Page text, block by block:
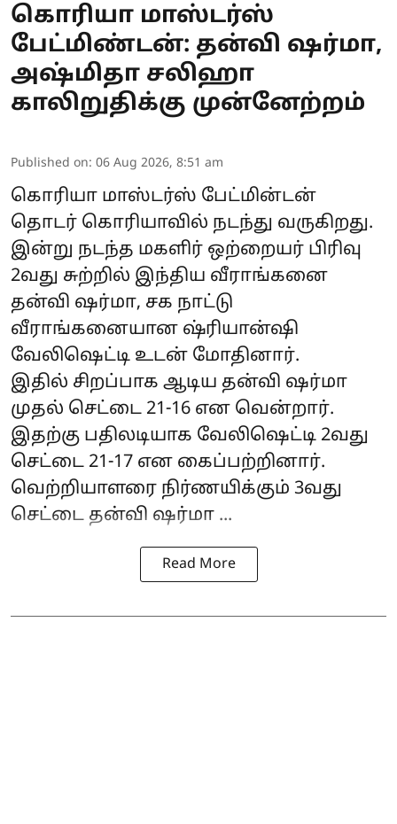
கொரியா மாஸ்டர்ஸ்
பேட்மிண்டன்: தன்வி ஷர்மா,
அஷ்மிதா சலிஹா
காலிறுதிக்கு முன்னேற்றம்
Published on: 06 Aug 2026, 8:51 am
கொரியா மாஸ்டர்ஸ் பேட்மின்டன்
தொடர் கொரியாவில் நடந்து வருகிறது.
இன்று நடந்த மகளிர் ஒற்றையர் பிரிவு
2வது சுற்றில் இந்திய வீராங்கனை
தன்வி ஷர்மா, சக நாட்டு
வீராங்கனையான ஷ்ரியான்ஷி
வேலிஷெட்டி உடன் மோதினார்.
இதில் சிறப்பாக ஆடிய தன்வி ஷர்மா
முதல் செட்டை 21-16 என வென்றார்.
இதற்கு பதிலடியாக வேலிஷெட்டி 2வது
செட்டை 21-17 என கைப்பற்றினார்.
வெற்றியாளரை நிர்ணயிக்கும் 3வது
செட்டை தன்வி ஷர்மா ...
Read More